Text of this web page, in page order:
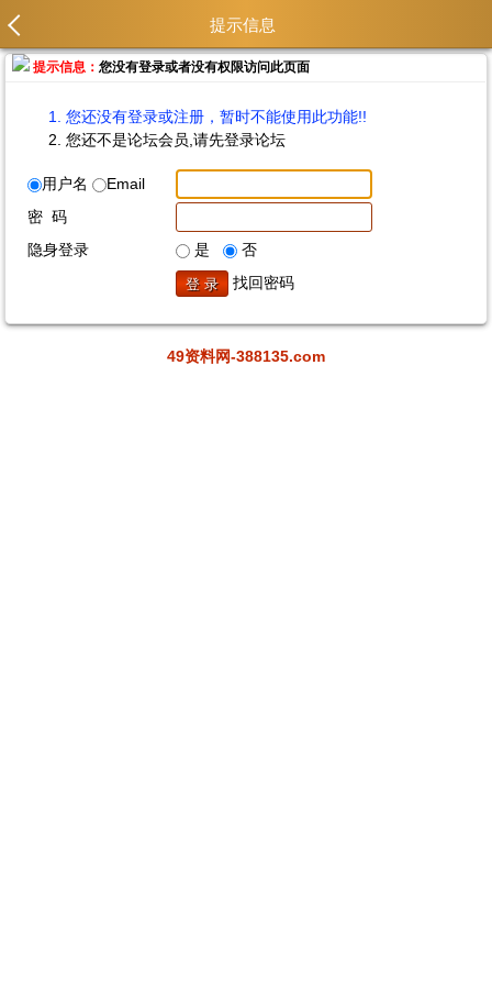
提示信息
提示信息：您没有登录或者没有权限访问此页面
您还没有登录或注册，暂时不能使用此功能!!
您还不是论坛会员,请先登录论坛
用户名
Email
密 码
隐身登录
是
否
找回密码
49资料网-388135.com